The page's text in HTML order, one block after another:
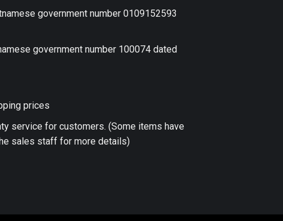
government number 0109152593
government number 100074 dated
prices
service for customers. (Some items have
sales staff for more details)